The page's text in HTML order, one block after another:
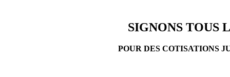
SIGNONS TOUS
POUR DES COTISATIONS